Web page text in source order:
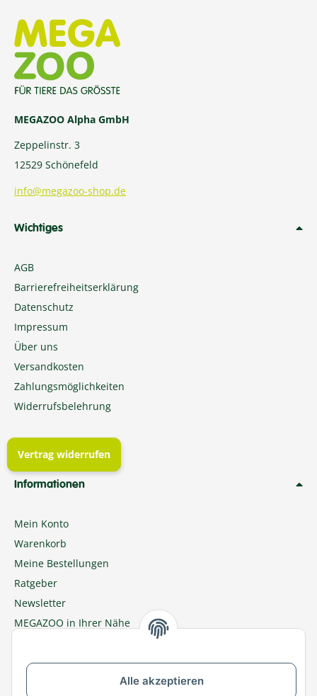
Alle akzeptieren
MEGAZOO Alpha GmbH
Zeppelinstr. 3
12529 Schönefeld
info@megazoo-shop.de
Wichtiges
AGB
Barrierefreiheitserklärung
Datenschutz
Impressum
Über uns
Versandkosten
Zahlungsmöglichkeiten
Widerrufsbelehrung
Vertrag widerrufen
Informationen
Mein Konto
Warenkorb
Meine Bestellungen
Ratgeber
Newsletter
MEGAZOO in Ihrer Nähe
Zu MEGAZOO-nord.de wechseln
Versandpartner & Zahlungsmöglichkeiten